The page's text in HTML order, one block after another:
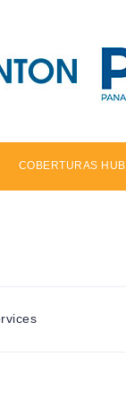
COBERTURAS HUB